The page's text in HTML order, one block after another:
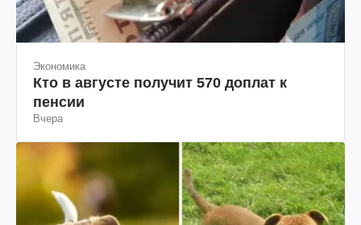
Экономика
Кто в августе получит 570 доплат к
пенсии
Вчера